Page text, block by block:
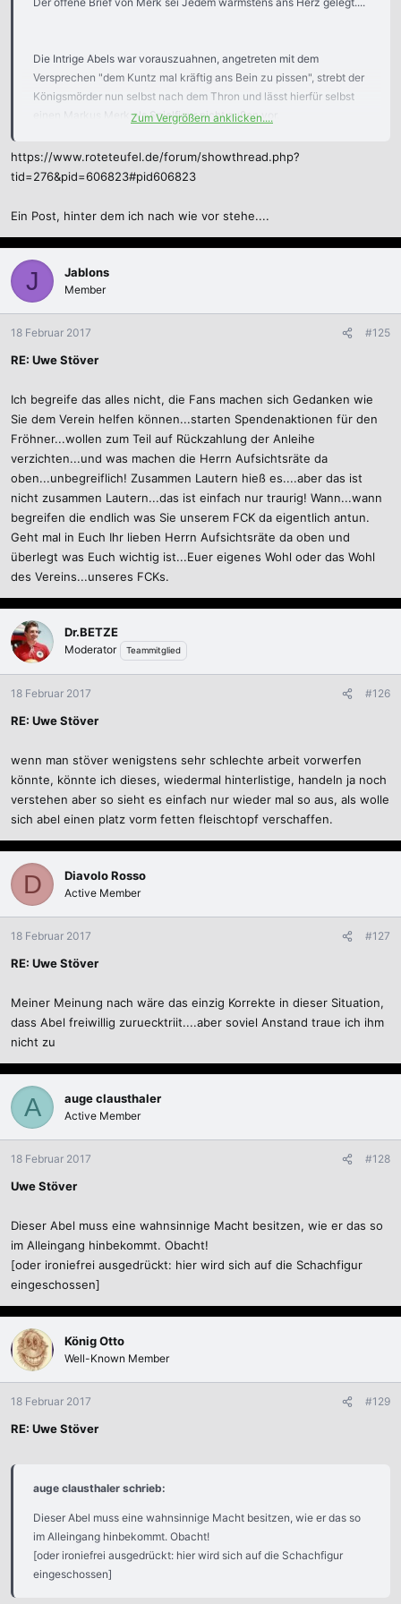
Die Intrige Abels war vorauszuahnen, angetreten mit dem
Versprechen "dem Kuntz mal kräftig ans Bein zu pissen", strebt der
Königsmörder nun selbst nach dem Thron und lässt hierfür selbst
einen Markus Merk als Spielfigur nicht außen vor.
Was sich hier aktuell anbahnt ist kein Neubeginn, sondern eine
Zum Vergrößern anklicken....
https://www.roteteufel.de/forum/showthread.php?
tid=276&pid=606823#pid606823
Ein Post, hinter dem ich nach wie vor stehe....
J Jablons
Member
18 Februar 2017 #125
RE: Uwe Stöver
Ich begreife das alles nicht, die Fans machen sich Gedanken wie
Sie dem Verein helfen können...starten Spendenaktionen für den
Fröhner...wollen zum Teil auf Rückzahlung der Anleihe
verzichten...und was machen die Herrn Aufsichtsräte da
oben...unbegreiflich! Zusammen Lautern hieß es....aber das ist
nicht zusammen Lautern...das ist einfach nur traurig! Wann...wann
begreifen die endlich was Sie unserem FCK da eigentlich antun.
Geht mal in Euch Ihr lieben Herrn Aufsichtsräte da oben und
überlegt was Euch wichtig ist...Euer eigenes Wohl oder das Wohl
des Vereins...unseres FCKs.
Dr.BETZE
Moderator Teammitglied
18 Februar 2017 #126
RE: Uwe Stöver
wenn man stöver wenigstens sehr schlechte arbeit vorwerfen
könnte, könnte ich dieses, wiedermal hinterlistige, handeln ja noch
verstehen aber so sieht es einfach nur wieder mal so aus, als wolle
sich abel einen platz vorm fetten fleischtopf verschaffen.
D Diavolo Rosso
Active Member
18 Februar 2017 #127
RE: Uwe Stöver
Meiner Meinung nach wäre das einzig Korrekte in dieser Situation,
dass Abel freiwillig zuruecktriit....aber soviel Anstand traue ich ihm
nicht zu
A auge clausthaler
Active Member
18 Februar 2017 #128
Uwe Stöver
Dieser Abel muss eine wahnsinnige Macht besitzen, wie er das so
im Alleingang hinbekommt. Obacht!
[oder ironiefrei ausgedrückt: hier wird sich auf die Schachfigur
eingeschossen]
König Otto
Well-Known Member
18 Februar 2017 #129
RE: Uwe Stöver
auge clausthaler schrieb:
Dieser Abel muss eine wahnsinnige Macht besitzen, wie er das so
im Alleingang hinbekommt. Obacht!
[oder ironiefrei ausgedrückt: hier wird sich auf die Schachfigur
eingeschossen]